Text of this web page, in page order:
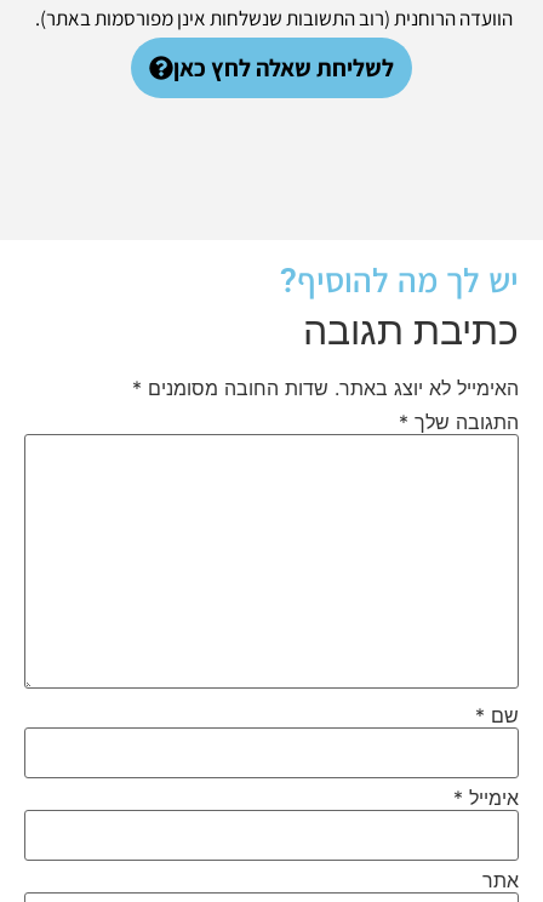
הוועדה הרוחנית (רוב התשובות שנשלחות אינן מפורסמות באתר).
לשליחת שאלה לחץ כאן
יש לך מה להוסיף?
כתיבת תגובה
האימייל לא יוצג באתר. שדות החובה מסומנים *
התגובה שלך *
שם *
אימייל *
אתר